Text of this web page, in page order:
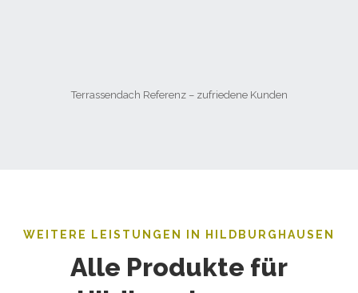
Terrassendach Referenz – zufriedene Kunden
WEITERE LEISTUNGEN IN HILDBURGHAUSEN
Alle Produkte für